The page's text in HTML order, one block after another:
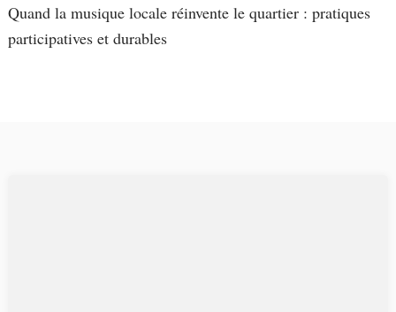
Quand la musique locale réinvente le quartier : pratiques
participatives et durables